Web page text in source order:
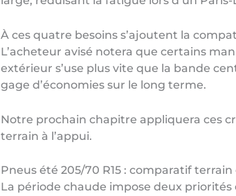
À ces quatre besoins s’ajoutent la
L’acheteur avisé notera que certains
extérieur s’use plus vite que la bande
gage d’économies sur le long terme.
Notre prochain chapitre appliquera ces
terrain à l’appui.
Pneus été 205/70 R15 : comparatif
La période chaude impose deux priorités